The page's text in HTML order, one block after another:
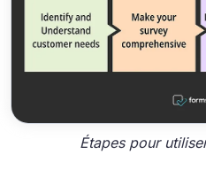
Étapes pour